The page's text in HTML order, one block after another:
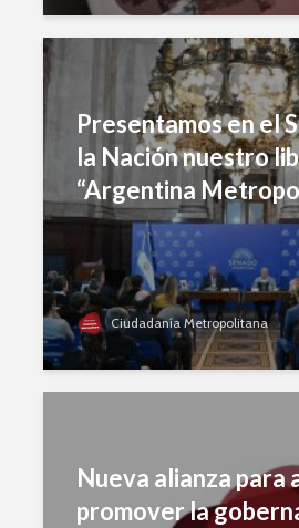
Presentamos en el
la Nación nuestro
“Argentina
Ciudadanía Metropolitana
Nueva alianza para
promover la